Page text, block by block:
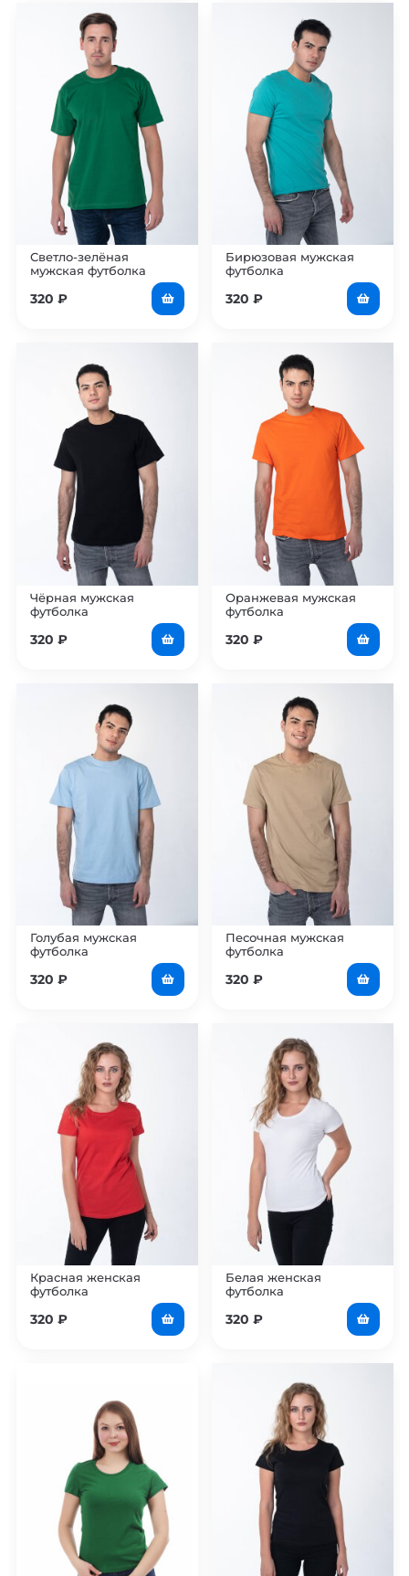
Светло-зелёная
мужская футболка
320 ₽
Бирюзовая мужская
футболка
320 ₽
Чёрная мужская
футболка
320 ₽
Оранжевая мужская
футболка
320 ₽
Голубая мужская
футболка
320 ₽
Песочная мужская
футболка
320 ₽
Красная женская
футболка
320 ₽
Белая женская
футболка
320 ₽